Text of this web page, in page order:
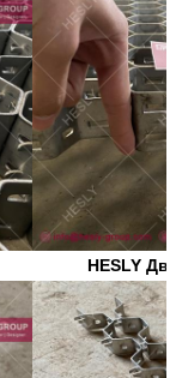
HESLY